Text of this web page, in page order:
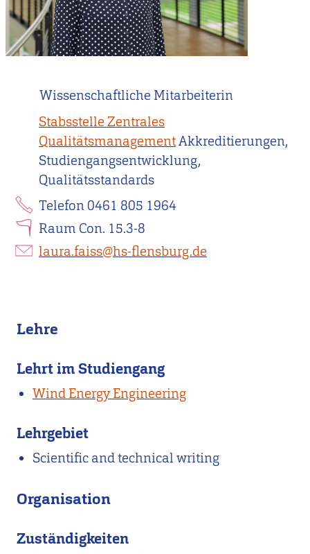
Wissenschaftliche Mitarbeiterin
Stabsstelle Zentrales
QualitätsmanagementAkkreditierungen,
Studiengangsentwicklung,
Qualitätsstandards
Telefon 0461 805 1964
Raum Con. 15.3-8
laura.faiss@hs-flensburg.de
Lehre
Lehrt im Studiengang
Wind Energy Engineering
Lehrgebiet
Scientific and technical writing
Organisation
Zuständigkeiten